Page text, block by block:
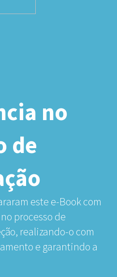
no
de
este e-Book com
processo de
realizando-o com
e garantindo a